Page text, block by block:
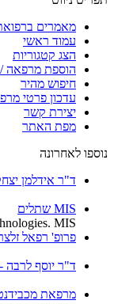
מאמרים ברפואת
עמוד ראשי
הצג קטגוריות
הוספת מרפאה /
חיפוש מהיר
עדכון פרטי מרפאה
יצירת קשר
מפת האתר
לאחרונה
ד"ר אידלמן יצחק
MIS שתלים
MIS
פרופ' רפאל זלצר -
ד"ר יוסף לרבה -
מרפאת מכבידנט